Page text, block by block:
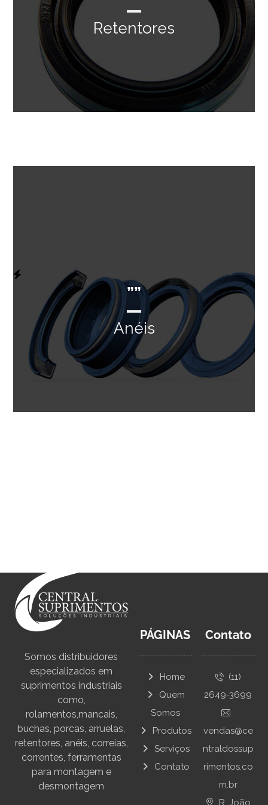
Retentores
””
Anéis
Somos distribuidores
especializados em
suprimentos industriais
como,
rolamentos,mancais,
buchas, porcas, arruelas,
retentores, anéis, correias,
correntes, ferramentas
para montagem e
desmontagem
PÁGINAS
Home
Quem
Somos
Produtos
Serviços
Contato
Contato
(11)
2649-3699
vendas@ce
ntraldossup
rimentos.co
m.br
R. João